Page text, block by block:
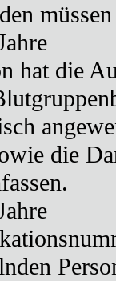
müssen
hat die
die